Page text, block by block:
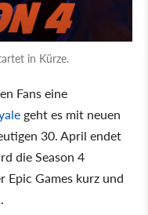
in Kürze.
Fans eine
geht es mit neuen
30. April endet
die Season 4
Games kurz und